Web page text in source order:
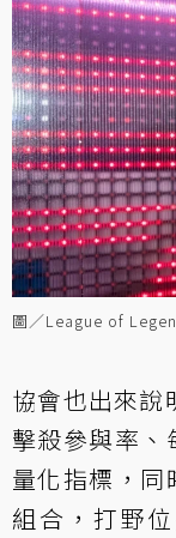
圖／League of
協會也出來說
擊殺參與率、
量化指標，同
組合，打野